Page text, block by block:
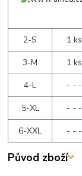
2-S
1 ks
3-M
1 ks
4-L
- - -
5-XL
- - -
6-XXL
- - -
Původ zboží